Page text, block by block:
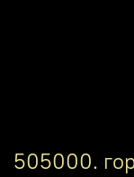
505000.